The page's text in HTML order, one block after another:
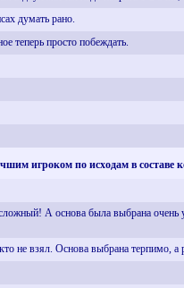
думать рано.
теперь просто побеждать.
игроком по исходам в составе
А основа была выбрана
не взял. Основа выбрана терпимо, а